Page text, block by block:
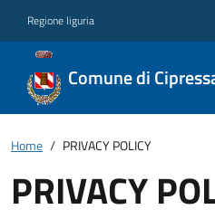
Regione liguria
Comune di
Home PRIVACY POLICY
PRIVACY